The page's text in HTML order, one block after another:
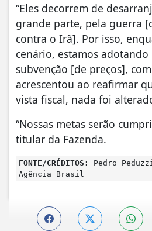
“Eles decorrem de
grande parte, pela guerra
contra o Irã]. Por isso,
cenário, estamos adotando
subvenção [de preços],
acrescentou ao reafirmar
vista fiscal, nada foi
“Nossas metas serão
titular da Fazenda.
FONTE/CRÉDITOS:
Pedro
Agência Brasil